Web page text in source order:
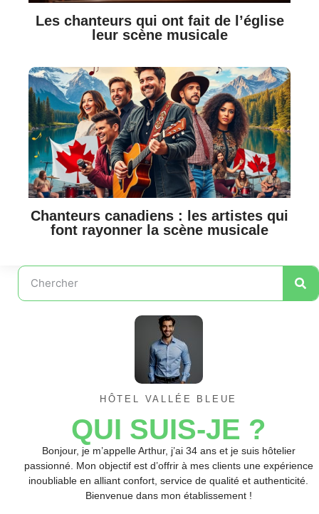
Les chanteurs qui ont fait de l’église
leur scène musicale
Chanteurs canadiens : les artistes qui
font rayonner la scène musicale
HÔTEL VALLÉE BLEUE
QUI SUIS-JE ?
Bonjour, je m’appelle Arthur, j’ai 34 ans et je suis hôtelier
passionné. Mon objectif est d’offrir à mes clients une expérience
inoubliable en alliant confort, service de qualité et authenticité.
Bienvenue dans mon établissement !